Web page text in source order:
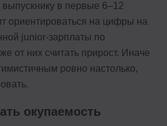
в первые 6–12
ориентироваться на цифры на
junior-зарплаты по
от них считать прирост. Иначе
ровно настолько,
окупаемость